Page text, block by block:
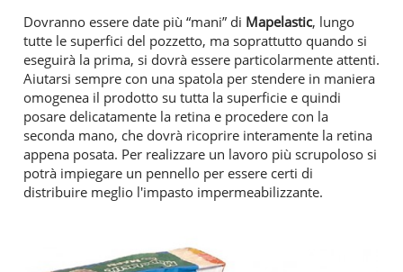
Dovranno essere date più “mani” di Mapelastic, lungo
tutte le superfici del pozzetto, ma soprattutto quando si
eseguirà la prima, si dovrà essere particolarmente attenti.
Aiutarsi sempre con una spatola per stendere in maniera
omogenea il prodotto su tutta la superficie e quindi
posare delicatamente la retina e procedere con la
seconda mano, che dovrà ricoprire interamente la retina
appena posata. Per realizzare un lavoro più scrupoloso si
potrà impiegare un pennello per essere certi di
distribuire meglio l'impasto impermeabilizzante.